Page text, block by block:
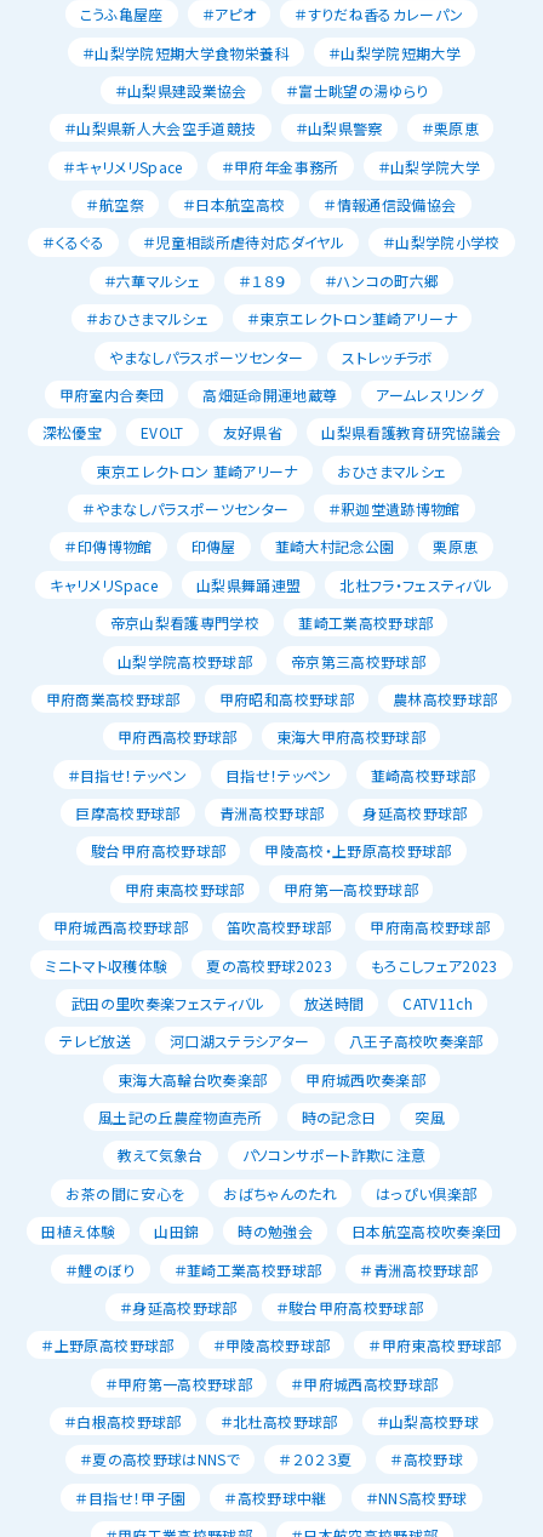
こうふ亀屋座
＃アピオ
＃すりだね香るカレーパン
＃山梨学院短期大学食物栄養科
＃山梨学院短期大学
＃山梨県建設業協会
＃富士眺望の湯ゆらり
＃山梨県新人大会空手道競技
＃山梨県警察
＃栗原恵
＃キャリメリSpace
＃甲府年金事務所
＃山梨学院大学
＃航空祭
＃日本航空高校
＃情報通信設備協会
＃くるぐる
＃児童相談所虐待対応ダイヤル
＃山梨学院小学校
＃六華マルシェ
＃１８９
＃ハンコの町六郷
＃おひさまマルシェ
＃東京エレクトロン韮崎アリーナ
やまなしパラスポーツセンター
ストレッチラボ
甲府室内合奏団
高畑延命開運地蔵尊
アームレスリング
深松優宝
EVOLT 友好県省
山梨県看護教育研究協議会
東京エレクトロン 韮崎アリーナ
おひさまマルシェ
＃やまなしパラスポーツセンター
＃釈迦堂遺跡博物館
＃印傳博物館
印傳屋 韮崎大村記念公園
栗原恵
キャリメリSpace
山梨県舞踊連盟
北杜フラ・フェスティバル
帝京山梨看護専門学校
韮崎工業高校野球部
山梨学院高校野球部
帝京第三高校野球部
甲府商業高校野球部
甲府昭和高校野球部
農林高校野球部
甲府西高校野球部
東海大甲府高校野球部
＃目指せ！テッペン
目指せ！テッペン
韮崎高校野球部
巨摩高校野球部
青洲高校野球部
身延高校野球部
駿台甲府高校野球部
甲陵高校・上野原高校野球部
甲府東高校野球部
甲府第一高校野球部
甲府城西高校野球部
笛吹高校野球部
甲府南高校野球部
ミニトマト収穫体験
夏の高校野球2023
もろこしフェア2023
武田の里吹奏楽フェスティバル
放送時間
CATV11ch
テレビ放送
河口湖ステラシアター
八王子高校吹奏楽部
東海大高輪台吹奏楽部
甲府城西吹奏楽部
風土記の丘農産物直売所
時の記念日
突風
教えて気象台
パソコンサポート詐欺に注意
お茶の間に安心を
おばちゃんのたれ
はっぴい倶楽部
田植え体験
山田錦 時の勉強会
日本航空高校吹奏楽団
＃鯉のぼり
＃韮崎工業高校野球部
＃青洲高校野球部
＃身延高校野球部
＃駿台甲府高校野球部
＃上野原高校野球部
＃甲陵高校野球部
＃甲府東高校野球部
＃甲府第一高校野球部
＃甲府城西高校野球部
＃白根高校野球部
＃北杜高校野球部
＃山梨高校野球
＃夏の高校野球はNNSで
＃２０２３夏
＃高校野球
＃目指せ！甲子園
＃高校野球中継
＃NNS高校野球